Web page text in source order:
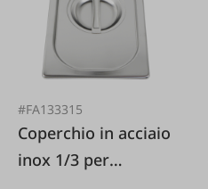
#FA133315
Coperchio in acciaio
inox 1/3 per